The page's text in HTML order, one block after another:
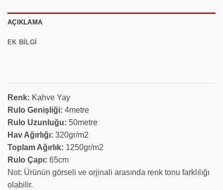
AÇIKLAMA
EK BILGI
Renk: Kahve Yay
Rulo Genişliği: 4metre
Rulo Uzunluğu: 50metre
Hav Ağırlığı: 320gr/m2
Toplam Ağırlık: 1250gr/m2
Rulo Çapı: 65cm
Not: Ürünün görseli ve orjinali arasında renk tonu farklılığı
olabilir.